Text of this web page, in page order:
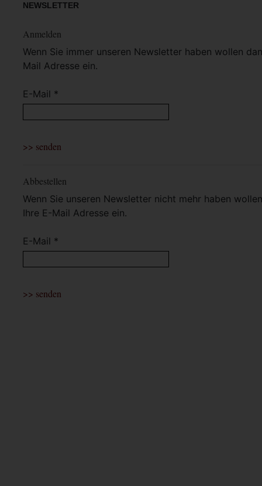
NEWSLETTER
Anmelden
Wenn Sie immer unseren Newsletter haben wollen
Mail Adresse ein.
E-Mail *
Abbestellen
Wenn Sie unseren Newsletter nicht mehr haben
Ihre E-Mail Adresse ein.
E-Mail *